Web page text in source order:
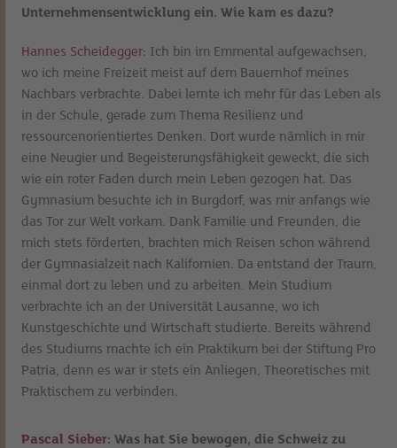
Unternehmensentwicklung ein. Wie kam es dazu?
Hannes Scheidegger: Ich bin im Emmental aufgewachsen,
wo ich meine Freizeit meist auf dem Bauernhof meines
Nachbars verbrachte. Dabei lernte ich mehr für das Leben als
in der Schule, gerade zum Thema Resilienz und
ressourcenorientiertes Denken. Dort wurde nämlich in mir
eine Neugier und Begeisterungsfähigkeit geweckt, die sich
wie ein roter Faden durch mein Leben gezogen hat. Das
Gymnasium besuchte ich in Burgdorf, was mir anfangs wie
das Tor zur Welt vorkam. Dank Familie und Freunden, die
mich stets förderten, brachten mich Reisen schon während
der Gymnasialzeit nach Kalifornien. Da entstand der Traum,
einmal dort zu leben und zu arbeiten. Mein Studium
verbrachte ich an der Universität Lausanne, wo ich
Kunstgeschichte und Wirtschaft studierte. Bereits während
des Studiums machte ich ein Praktikum bei der Stiftung Pro
Patria, denn es war ir stets ein Anliegen, Theoretisches mit
Praktischem zu verbinden.
Pascal Sieber: Was hat Sie bewogen, die Schweiz zu